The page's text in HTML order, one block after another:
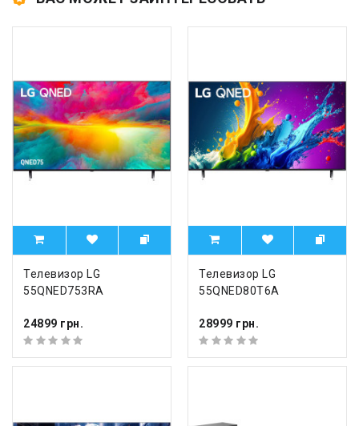
Телевизор LG
55QNED753RA
24899 грн.
Телевизор LG
55QNED80T6A
28999 грн.